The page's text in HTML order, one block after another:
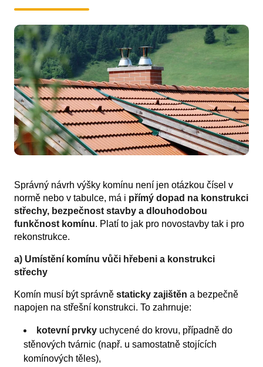
Správný návrh výšky komínu není jen otázkou čísel v
normě nebo v tabulce, má i přímý dopad na konstrukci
střechy, bezpečnost stavby a dlouhodobou
funkčnost komínu. Platí to jak pro novostavby tak i pro
rekonstrukce.
a) Umístění komínu vůči hřebeni a konstrukci
střechy
Komín musí být správně staticky zajištěn a bezpečně
napojen na střešní konstrukci. To zahrnuje:
kotevní prvky uchycené do krovu, případně do
stěnových tvárnic (např. u samostatně stojících
komínových těles),